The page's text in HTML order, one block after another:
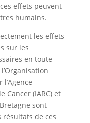
effets peuvent
humains.
les effets
sur les
en toute
Cancer (IARC) et
sont
résultats de ces